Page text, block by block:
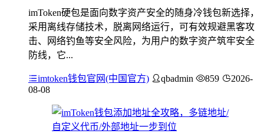
imToken硬包是面向数字资产安全的随身冷钱包新选择，
采用离线存储技术，脱离网络运行，可有效规避黑客攻
击、网络钓鱼等安全风险，为用户的数字资产筑牢安全
防线，它...
imtoken钱包官网(中国官方) qbadmin 859
2026-
08-08